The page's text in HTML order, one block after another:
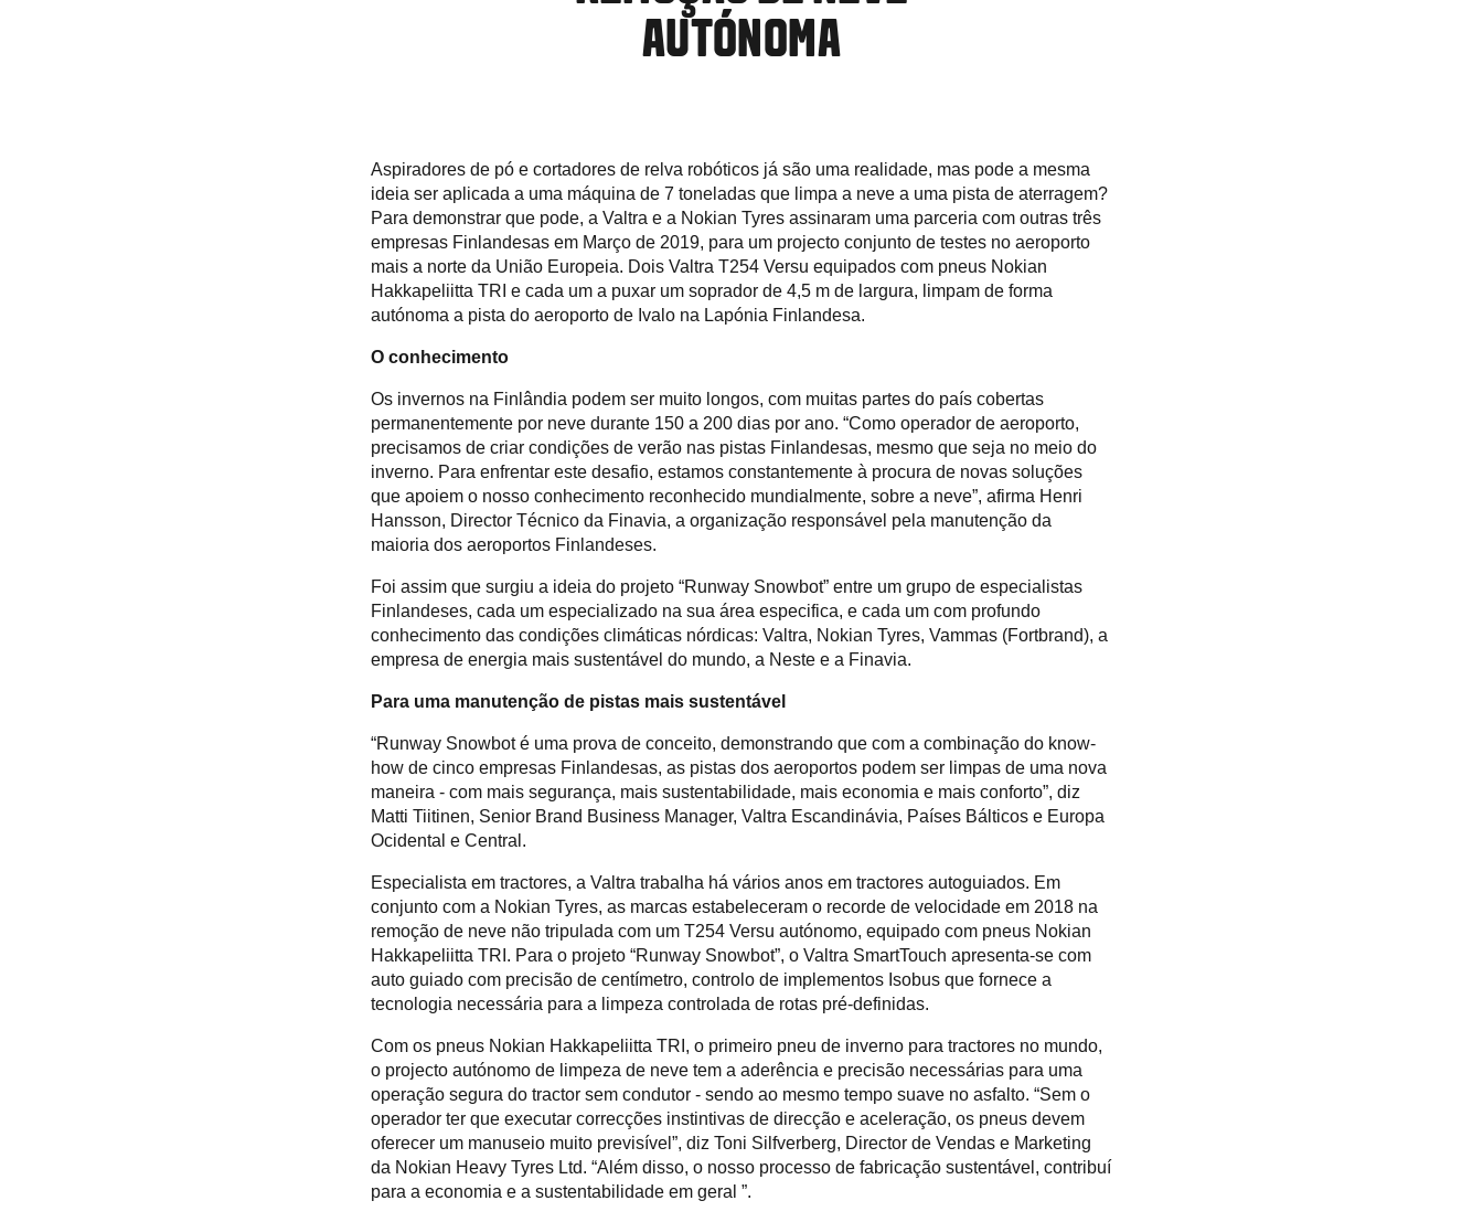
AUTÓNOMA
Aspiradores de pó e cortadores de relva robóticos já são uma realidade, mas pode a mesma
ideia ser aplicada a uma máquina de 7 toneladas que limpa a neve a uma pista de aterragem?
Para demonstrar que pode, a Valtra e a Nokian Tyres assinaram uma parceria com outras três
empresas Finlandesas em Março de 2019, para um projecto conjunto de testes no aeroporto
mais a norte da União Europeia. Dois Valtra T254 Versu equipados com pneus Nokian
Hakkapeliitta TRI e cada um a puxar um soprador de 4,5 m de largura, limpam de forma
autónoma a pista do aeroporto de Ivalo na Lapónia Finlandesa.
O conhecimento
Os invernos na Finlândia podem ser muito longos, com muitas partes do país cobertas
permanentemente por neve durante 150 a 200 dias por ano. “Como operador de aeroporto,
precisamos de criar condições de verão nas pistas Finlandesas, mesmo que seja no meio do
inverno. Para enfrentar este desafio, estamos constantemente à procura de novas soluções
que apoiem o nosso conhecimento reconhecido mundialmente, sobre a neve”, afirma Henri
Hansson, Director Técnico da Finavia, a organização responsável pela manutenção da
maioria dos aeroportos Finlandeses.
Foi assim que surgiu a ideia do projeto “Runway Snowbot” entre um grupo de especialistas
Finlandeses, cada um especializado na sua área especifica, e cada um com profundo
conhecimento das condições climáticas nórdicas: Valtra, Nokian Tyres, Vammas (Fortbrand), a
empresa de energia mais sustentável do mundo, a Neste e a Finavia.
Para uma manutenção de pistas mais sustentável
“Runway Snowbot é uma prova de conceito, demonstrando que com a combinação do know-
how de cinco empresas Finlandesas, as pistas dos aeroportos podem ser limpas de uma nova
maneira - com mais segurança, mais sustentabilidade, mais economia e mais conforto”, diz
Matti Tiitinen, Senior Brand Business Manager, Valtra Escandinávia, Países Bálticos e Europa
Ocidental e Central.
Especialista em tractores, a Valtra trabalha há vários anos em tractores autoguiados. Em
conjunto com a Nokian Tyres, as marcas estabeleceram o recorde de velocidade em 2018 na
remoção de neve não tripulada com um T254 Versu autónomo, equipado com pneus Nokian
Hakkapeliitta TRI. Para o projeto “Runway Snowbot”, o Valtra SmartTouch apresenta-se com
auto guiado com precisão de centímetro, controlo de implementos Isobus que fornece a
tecnologia necessária para a limpeza controlada de rotas pré-definidas.
Com os pneus Nokian Hakkapeliitta TRI, o primeiro pneu de inverno para tractores no mundo,
o projecto autónomo de limpeza de neve tem a aderência e precisão necessárias para uma
operação segura do tractor sem condutor - sendo ao mesmo tempo suave no asfalto. “Sem o
operador ter que executar correcções instintivas de direcção e aceleração, os pneus devem
oferecer um manuseio muito previsível”, diz Toni Silfverberg, Director de Vendas e Marketing
da Nokian Heavy Tyres Ltd. “Além disso, o nosso processo de fabricação sustentável, contribuí
para a economia e a sustentabilidade em geral ”.